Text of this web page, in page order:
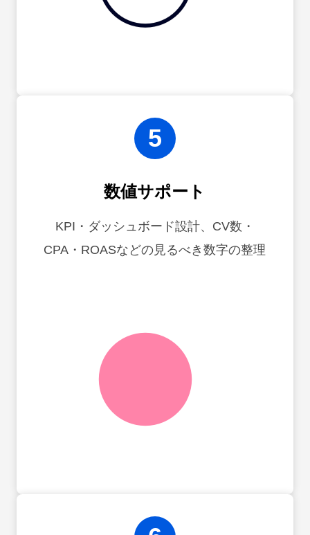
5
数値サポート
KPI・ダッシュボード設計、CV数・
CPA・ROASなどの見るべき数字の整理